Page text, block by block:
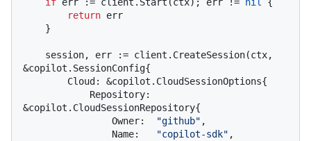
if err := client.Start(ctx); err != nil {
return err
&copilot.SessionConfig{
&copilot.CloudSessionRepository{
                Owner:
"github" ,
                Name:
"copilot-sdk" ,